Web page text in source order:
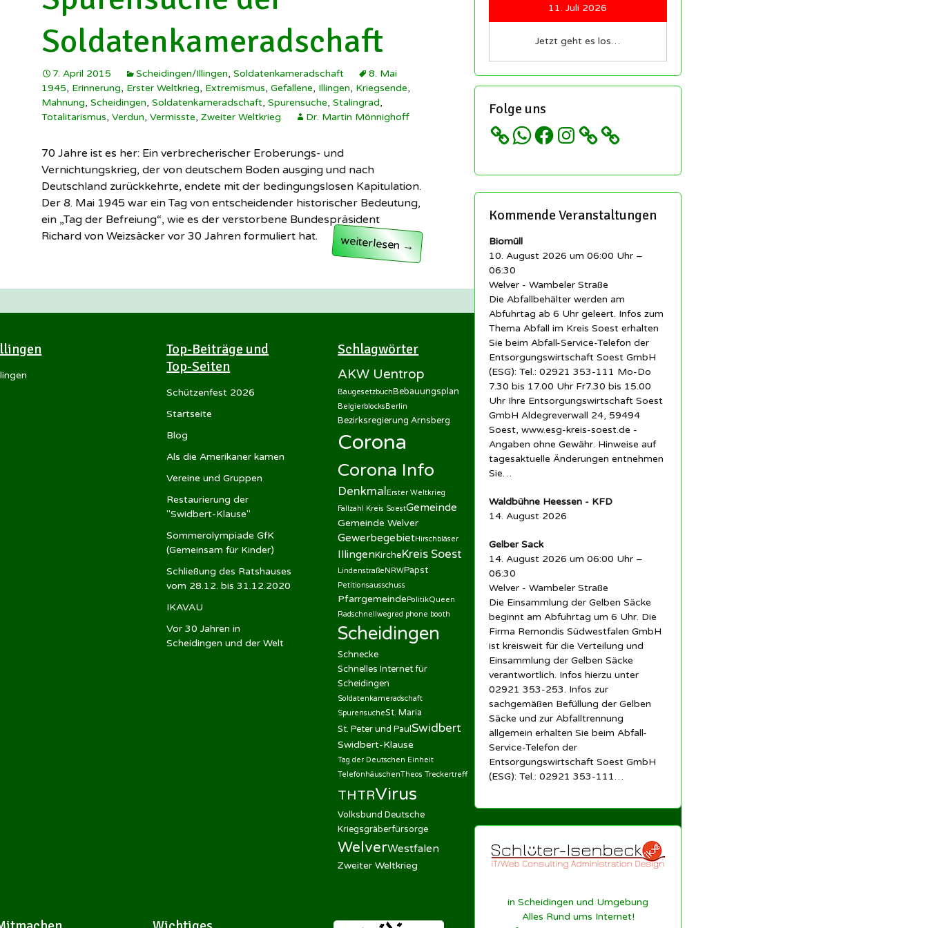
Schützenverein
Soldatenkameradschaft
SuS Scheidingen ▸
Illingen
history.scheidingen
Scheidingen auf
Wikipedia
Illingen auf Wikipedia
herzlich willkommen!
Regeln für unsere
Gruppen
Impressum
Datenschutz etc…
Soldatenkameradschaft
7. April 2015 Scheidingen/Illingen, Soldatenkameradschaft
8. Mai
1945, Erinnerung, Erster Weltkrieg, Extremismus, Gefallene, Illingen, Kriegsende,
Mahnung, Scheidingen, Soldatenkameradschaft, Spurensuche, Stalingrad,
Totalitarismus, Verdun, Vermisste, Zweiter Weltkrieg Dr. Martin Mönnighoff
70 Jahre ist es her: Ein verbrecherischer Eroberungs- und
Vernichtungskrieg, der von deutschem Boden ausging und nach
Deutschland zurückkehrte, endete mit der bedingungslosen Kapitulation.
Der 8. Mai 1945 war ein Tag von entscheidender historischer Bedeutung,
ein „Tag der Befreiung“, wie es der verstorbene Bundespräsident
Richard von Weizsäcker vor 30 Jahren formuliert hat.
Spurensuche der Soldatenkameradschaft
weiterlesen→
11. Juli 2026
Jetzt geht es los…
Folge uns
WhatsApp
FacebookInstagram
Kommende Veranstaltungen
Biomüll
10. August 2026 um 06:00 Uhr –
06:30
Welver - Wambeler Straße
Die Abfallbehälter werden am
Abfuhrtag ab 6 Uhr geleert. Infos zum
Thema Abfall im Kreis Soest erhalten
Sie beim Abfall-Service-Telefon der
Entsorgungswirtschaft Soest GmbH
(ESG): Tel.: 02921 353-111 Mo-Do
7.30 bis 17.00 Uhr Fr7.30 bis 15.00
Uhr Ihre Entsorgungswirtschaft Soest
GmbH Aldegreverwall 24, 59494
Soest, www.esg-kreis-soest.de -
Angaben ohne Gewähr. Hinweise auf
tagesaktuelle Änderungen entnehmen
Sie…
Waldbühne Heessen - KFD
14. August 2026
Gelber Sack
14. August 2026 um 06:00 Uhr –
06:30
Welver - Wambeler Straße
Die Einsammlung der Gelben Säcke
beginnt am Abfuhrtag um 6 Uhr. Die
Firma Remondis Südwestfalen GmbH
ist kreisweit für die Verteilung und
Einsammlung der Gelben Säcke
verantwortlich. Infos hierzu unter
02921 353-253. Infos zur
sachgemäßen Befüllung der Gelben
Säcke und zur Abfalltrennung
allgemein erhalten Sie beim Abfall-
Service-Telefon der
Entsorgungswirtschaft Soest GmbH
(ESG): Tel.: 02921 353-111…
in Scheidingen und Umgebung
Alles Rund ums Internet!
Top-Beiträge und
Top-Seiten
Schützenfest 2026
Startseite
Blog
Als die Amerikaner kamen
Vereine und Gruppen
Restaurierung der
"Swidbert-Klause"
Sommerolympiade GfK
(Gemeinsam für Kinder)
Schließung des Ratshauses
vom 28.12. bis 31.12.2020
IKAVAU
Vor 30 Jahren in
Scheidingen und der Welt
Schlagwörter
AKW Uentrop
BaugesetzbuchBebauungsplan
BelgierblocksBerlin
Bezirksregierung Arnsberg
Corona
Corona Info
DenkmalErster Weltkrieg
Fallzahl Kreis SoestGemeinde
Gemeinde Welver
GewerbegebietHirschbläser
IllingenKircheKreis Soest
LindenstraßeNRWPapst
Petitionsausschuss
PfarrgemeindePolitikQueen
Radschnellwegred phone booth
Scheidingen
Schnecke
Schnelles Internet für
Scheidingen
Soldatenkameradschaft
SpurensucheSt. Maria
St. Peter und PaulSwidbert
Swidbert-Klause
Tag der Deutschen Einheit
TelefonhäuschenTheos Treckertreff
THTRVirus
Volksbund Deutsche
Kriegsgräberfürsorge
WelverWestfalen
Zweiter Weltkrieg